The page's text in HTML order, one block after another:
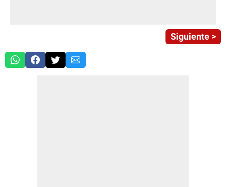
Siguiente >